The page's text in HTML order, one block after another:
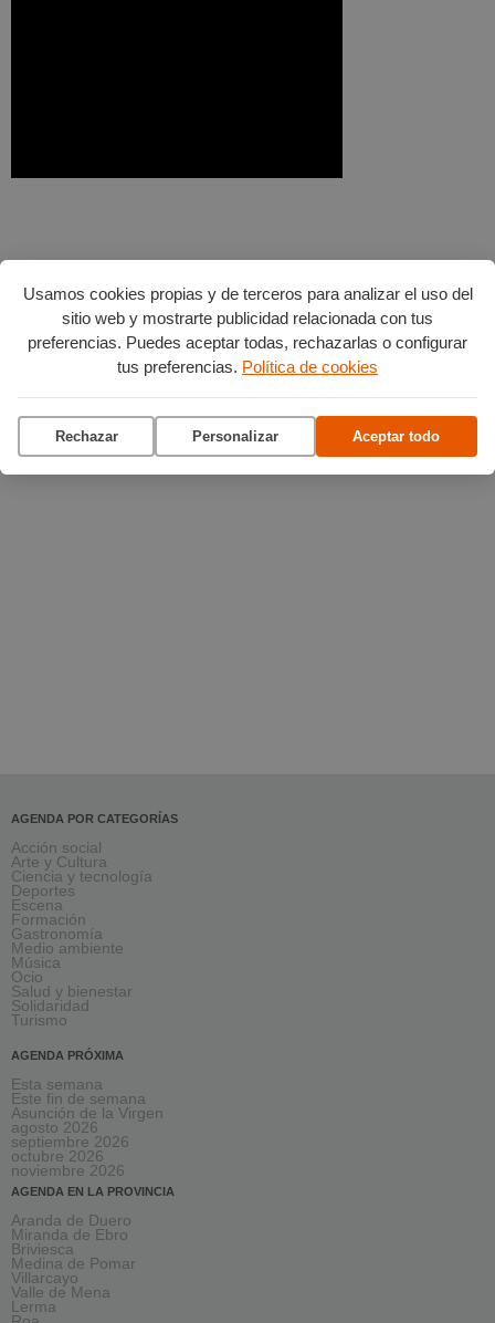
Usamos cookies propias y de terceros para analizar el uso del
sitio web y mostrarte publicidad relacionada con tus
preferencias. Puedes aceptar todas, rechazarlas o configurar
tus preferencias. Política de cookies
Rechazar Personalizar Aceptar todo
AGENDA POR CATEGORÍAS
Acción social
Arte y Cultura
Ciencia y tecnología
Deportes
Escena
Formación
Gastronomía
Medio ambiente
Música
Ocio
Salud y bienestar
Solidaridad
Turismo
AGENDA PRÓXIMA
Esta semana
Este fin de semana
Asunción de la Virgen
agosto 2026
septiembre 2026
octubre 2026
noviembre 2026
AGENDA EN LA PROVINCIA
Aranda de Duero
Miranda de Ebro
Briviesca
Medina de Pomar
Villarcayo
Valle de Mena
Lerma